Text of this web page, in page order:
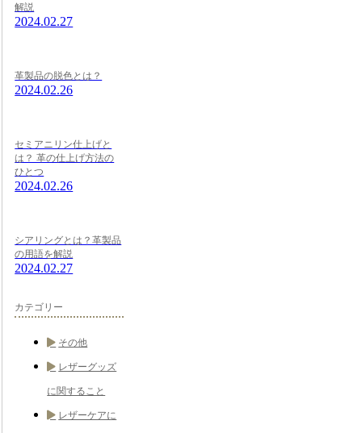
解説
2024.02.27
革製品の脱色とは？
2024.02.26
セミアニリン仕上げと
は？ 革の仕上げ方法の
ひとつ
2024.02.26
シアリングとは？革製品
の用語を解説
2024.02.27
カテゴリー
その他
レザーグッズ
に関すること
レザーケアに